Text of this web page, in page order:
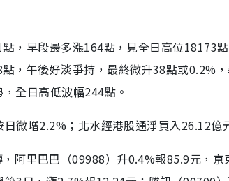
，早段最多漲164點，見全日高位18173
，午後好淡爭持，最終微升38點或0.2%
全日高低波幅244點。
微增2.2%；北水經港股通淨買入26.12億
阿里巴巴（09988）升0.4%報85.9元，